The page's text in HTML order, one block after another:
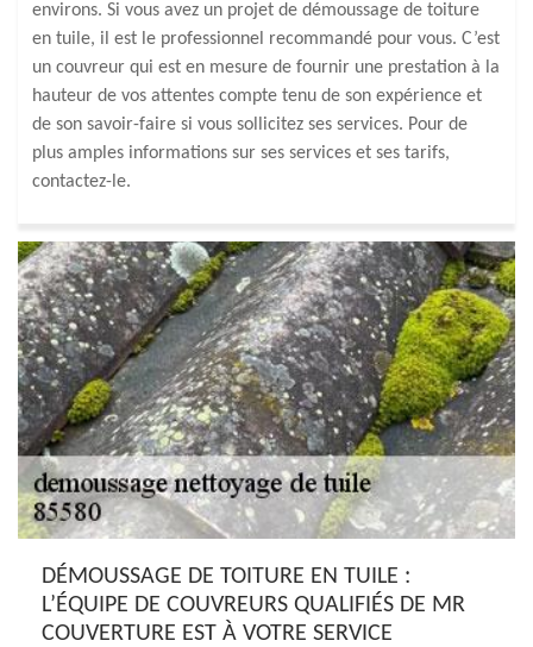
environs. Si vous avez un projet de démoussage de toiture
en tuile, il est le professionnel recommandé pour vous. C’est
un couvreur qui est en mesure de fournir une prestation à la
hauteur de vos attentes compte tenu de son expérience et
de son savoir-faire si vous sollicitez ses services. Pour de
plus amples informations sur ses services et ses tarifs,
contactez-le.
DÉMOUSSAGE DE TOITURE EN TUILE :
L’ÉQUIPE DE COUVREURS QUALIFIÉS DE MR
COUVERTURE EST À VOTRE SERVICE